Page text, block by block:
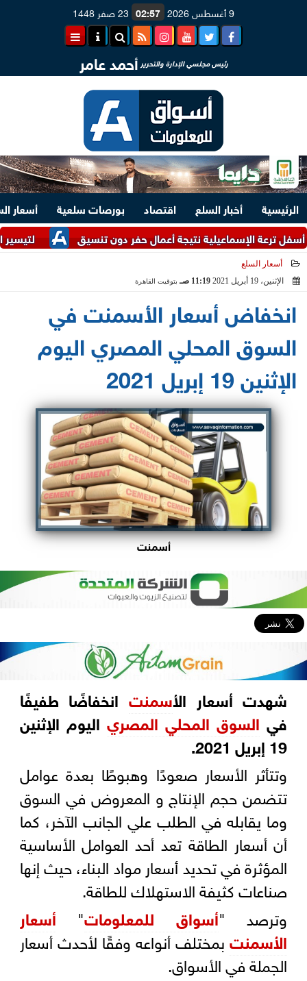
9 أغسطس 2026 02:57 23 صفر 1448
رئيس مجلسي الإدارة والتحرير أحمد عامر
الرئيسية أخبار السلع اقتصاد بورصات سلعية
أسعار
لتيسير الإجراءات.. وزارتا
نتيجة أعمال حفر دون تنسيق
أسعار السلع
الإثنين، 19 أبريل 2021
11:19 صـ بتوقيت القاهرة
انخفاض أسعار الأسمنت في
السوق المحلي المصري اليوم
الإثنين 19 إبريل 2021
أسمنت
شهدت أسعار الأسمنت انخفاضًا طفيفًا
في السوق المحلي المصري اليوم الإثنين
19 إبريل 2021.
وتتأثر الأسعار صعودًا وهبوطًا بعدة عوامل
تتضمن حجم الإنتاج و المعروض في السوق
وما يقابله في الطلب علي الجانب الآخر، كما
أن أسعار الطاقة تعد أحد العوامل الأساسية
المؤثرة في تحديد أسعار مواد البناء، حيث إنها
صناعات كثيفة الاستهلاك للطاقة.
وترصد "أسواق للمعلومات" أسعار
الأسمنتبمختلف أنواعه وفقًا لأحدث أسعار
الجملة في الأسواق.